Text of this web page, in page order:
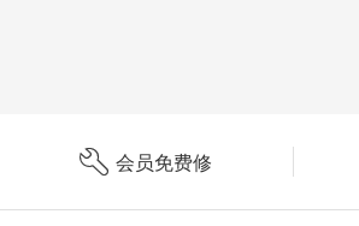
 会员免费修